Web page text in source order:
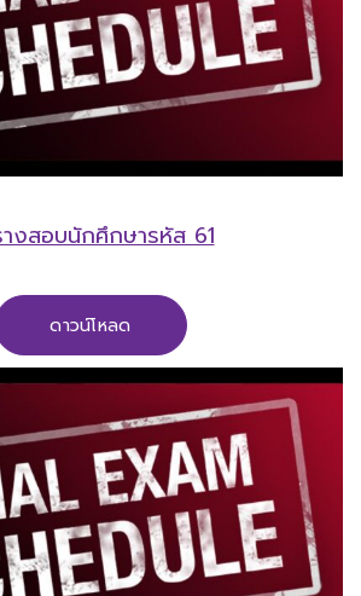
งสอบนักศึกษารหัส 61
ดาวน์โหลด